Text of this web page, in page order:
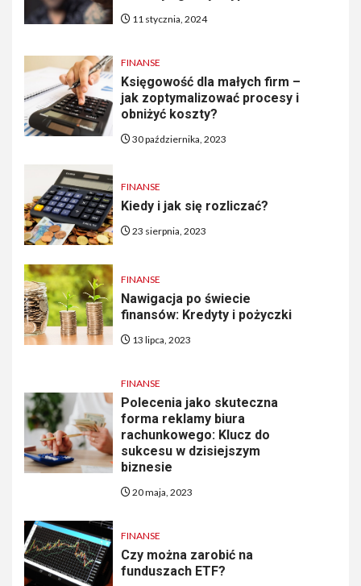
11 stycznia, 2024
FINANSE
Księgowość dla małych firm –
jak zoptymalizować procesy i
obniżyć koszty?
30 października, 2023
FINANSE
Kiedy i jak się rozliczać?
23 sierpnia, 2023
FINANSE
Nawigacja po świecie
finansów: Kredyty i pożyczki
13 lipca, 2023
FINANSE
Polecenia jako skuteczna
forma reklamy biura
rachunkowego: Klucz do
sukcesu w dzisiejszym
biznesie
20 maja, 2023
FINANSE
Czy można zarobić na
funduszach ETF?